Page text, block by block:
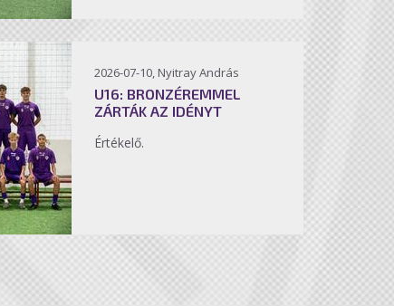
2026-07-10, Nyitray András
U16: BRONZÉREMMEL
ZÁRTÁK AZ IDÉNYT
Értékelő.